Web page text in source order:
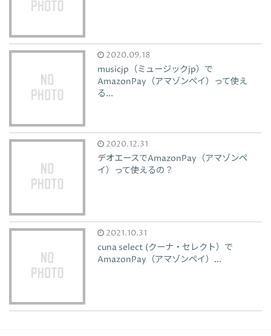
2020.09.18
musicjp（ミュージックjp）で
AmazonPay（アマゾンペイ）って使え
る...
2020.12.31
デオエースでAmazonPay（アマゾンペ
イ）って使えるの？
2021.10.31
cuna select (クーナ・セレクト）で
AmazonPay（アマゾンペイ）...